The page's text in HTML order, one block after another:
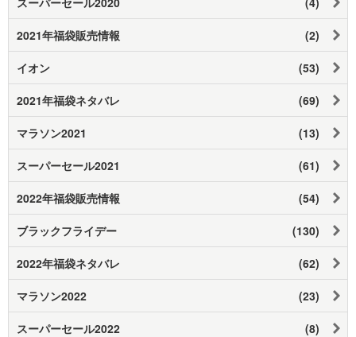
2021年福袋販売情報 (2)
イオン (53)
2021年福袋ネタバレ (69)
マラソン2021 (13)
スーパーセール2021 (61)
2022年福袋販売情報 (54)
ブラックフライデー (130)
2022年福袋ネタバレ (62)
マラソン2022 (23)
スーパーセール2022 (8)